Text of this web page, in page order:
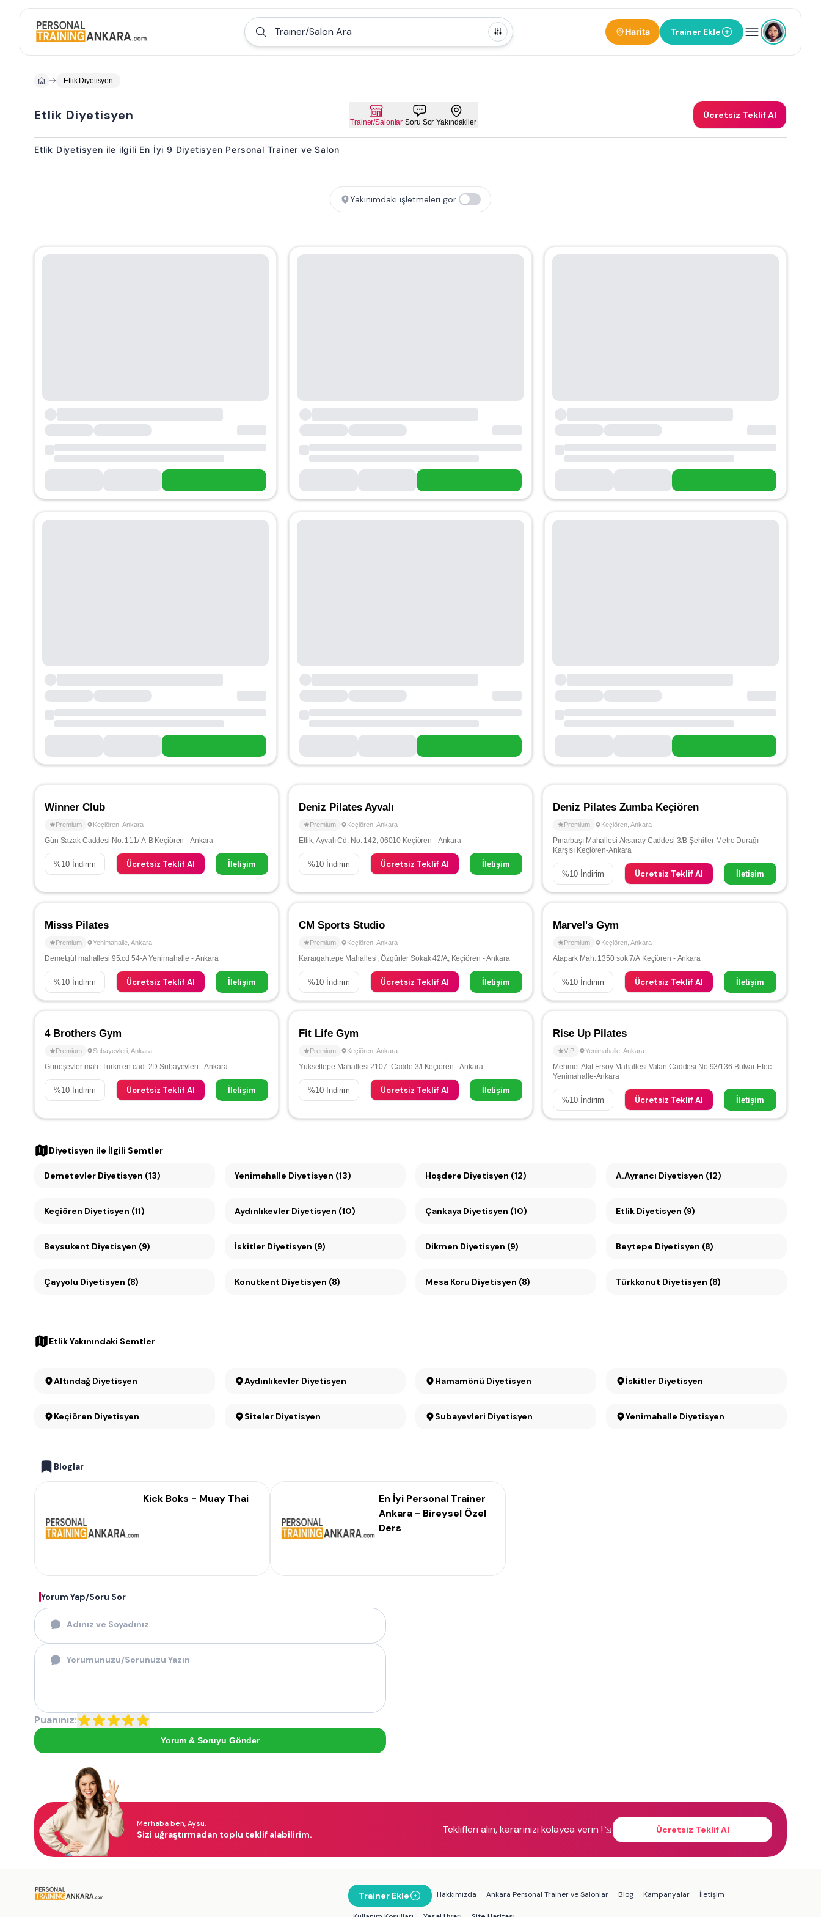
Trainer/Salon Ara Harita Trainer Ekle
Etlik Diyetisyen
Etlik Diyetisyen Trainer/Salonlar Soru Sor Yakındakiler
Ücretsiz Teklif Al
Etlik Diyetisyen ile ilgili En İyi 9 Diyetisyen Personal Trainer ve Salon
Yakınımdaki işletmeleri gör
Winner Club
Premium Keçiören Ankara
Gün Sazak Caddesi No: 111/ A-B Keçiören - Ankara
%10 İndirim Ücretsiz Teklif Al İletişim
Deniz Pilates Ayvalı
Premium Keçiören Ankara
Etlik, Ayvalı Cd. No: 142, 06010 Keçiören - Ankara
%10 İndirim Ücretsiz Teklif Al İletişim
Deniz Pilates Zumba Keçiören
Premium Keçiören Ankara
Pınarbaşı Mahallesi Aksaray Caddesi 3/B Şehitler Metro Durağı
Karşısı Keçiören-Ankara
%10 İndirim Ücretsiz Teklif Al İletişim
Misss Pilates
Premium Yenimahalle Ankara
Demetgül mahallesi 95.cd 54-A Yenimahalle - Ankara
%10 İndirim Ücretsiz Teklif Al İletişim
CM Sports Studio
Premium Keçiören Ankara
Karargahtepe Mahallesi, Özgürler Sokak 42/A, Keçiören - Ankara
%10 İndirim Ücretsiz Teklif Al İletişim
Marvel's Gym
Premium Keçiören Ankara
Atapark Mah. 1350 sok 7/A Keçiören - Ankara
%10 İndirim Ücretsiz Teklif Al İletişim
4 Brothers Gym
Premium Subayevleri Ankara
Güneşevler mah. Türkmen cad. 2D Subayevleri - Ankara
%10 İndirim Ücretsiz Teklif Al İletişim
Fit Life Gym
Premium Keçiören Ankara
Yükseltepe Mahallesi 2107. Cadde 3/l Keçiören - Ankara
%10 İndirim Ücretsiz Teklif Al İletişim
Rise Up Pilates
VIP Yenimahalle Ankara
Mehmet Akif Ersoy Mahallesi Vatan Caddesi No:93/136 Bulvar Efect
Yenimahalle-Ankara
%10 İndirim Ücretsiz Teklif Al İletişim
Diyetisyen ile İlgili Semtler
Demetevler Diyetisyen (13) Yenimahalle Diyetisyen (13) Hoşdere Diyetisyen (12) A.Ayrancı Diyetisyen (12)
Keçiören Diyetisyen (11) Aydınlıkevler Diyetisyen (10) Çankaya Diyetisyen (10) Etlik Diyetisyen (9)
Beysukent Diyetisyen (9) İskitler Diyetisyen (9) Dikmen Diyetisyen (9) Beytepe Diyetisyen (8)
Çayyolu Diyetisyen (8) Konutkent Diyetisyen (8) Mesa Koru Diyetisyen (8) Türkkonut Diyetisyen (8)
Etlik Yakınındaki Semtler
Altındağ Diyetisyen Aydınlıkevler Diyetisyen Hamamönü Diyetisyen İskitler Diyetisyen
Keçiören Diyetisyen Siteler Diyetisyen Subayevleri Diyetisyen Yenimahalle Diyetisyen
Bloglar
Kick Boks - Muay Thai
En İyi Personal Trainer
Ankara - Bireysel Özel
Ders
Yorum Yap/Soru Sor
Puanınız:
Yorum & Soruyu Gönder
Merhaba ben, Aysu.
Sizi uğraştırmadan toplu teklif alabilirim. Teklifleri alın, kararınızı kolayca verin ! Ücretsiz Teklif Al
Trainer Ekle Hakkımızda Ankara Personal Trainer ve Salonlar Blog Kampanyalar İletişim